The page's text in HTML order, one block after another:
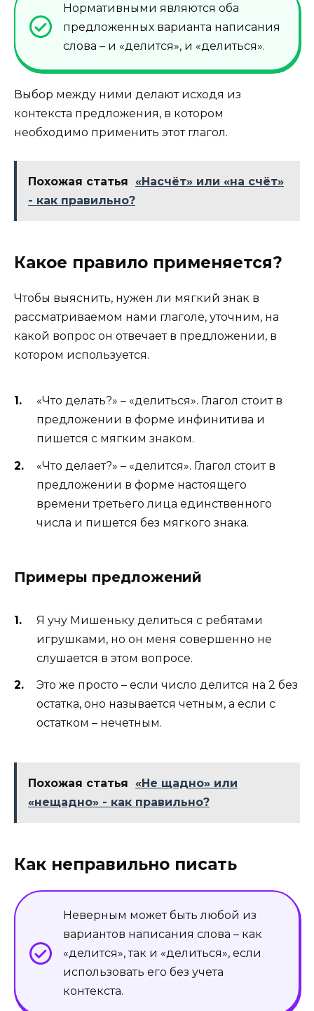
Нормативными являются оба
предложенных варианта написания
слова – и «делится», и «делиться».
Выбор между ними делают исходя из
контекста предложения, в котором
необходимо применить этот глагол.
Похожая статья
«Насчёт» или «на счёт»
- как правильно?
Какое правило применяется?
Чтобы выяснить, нужен ли мягкий знак в
рассматриваемом нами глаголе, уточним, на
какой вопрос он отвечает в предложении, в
котором используется.
«Что делать?» – «делиться». Глагол стоит в
предложении в форме инфинитива и
пишется с мягким знаком.
«Что делает?» – «делится». Глагол стоит в
предложении в форме настоящего
времени третьего лица единственного
числа и пишется без мягкого знака.
Примеры предложений
Я учу Мишеньку делиться с ребятами
игрушками, но он меня совершенно не
слушается в этом вопросе.
Это же просто – если число делится на 2 без
остатка, оно называется четным, а если с
остатком – нечетным.
Похожая статья
«Не щадно» или
«нещадно» - как правильно?
Как неправильно писать
Неверным может быть любой из
вариантов написания слова – как
«делится», так и «делиться», если
использовать его без учета
контекста.